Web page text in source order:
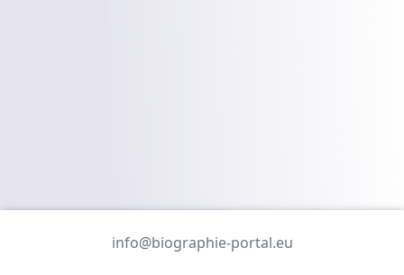
info@biographie-portal.eu